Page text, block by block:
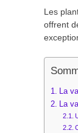
Les
offrent
La
La